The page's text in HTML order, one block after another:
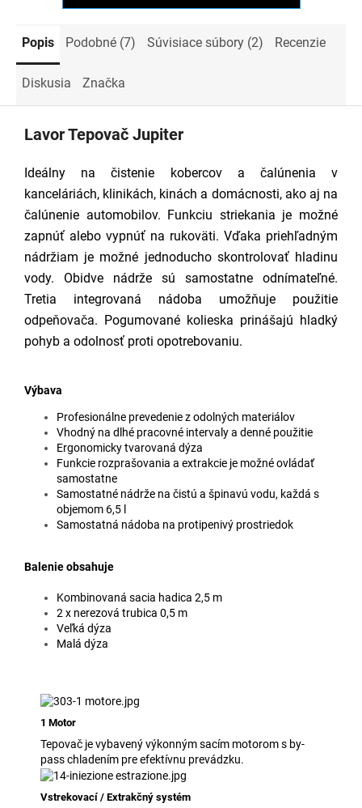
Popis Podobné (7) Súvisiace súbory (2) Recenzie
Diskusia Značka
Lavor Tepovač Jupiter
Ideálny na čistenie kobercov a čalúnenia v
kanceláriách, klinikách, kinách a domácnosti, ako aj na
čalúnenie automobilov. Funkciu striekania je možné
zapnúť alebo vypnúť na rukoväti. Vďaka priehľadným
nádržiam je možné jednoducho skontrolovať hladinu
vody. Obidve nádrže sú samostatne odnímateľné.
Tretia integrovaná nádoba umožňuje použitie
odpeňovača. Pogumované kolieska prinášajú hladký
pohyb a odolnosť proti opotrebovaniu.
Výbava
Profesionálne prevedenie z odolných materiálov
Vhodný na dlhé pracovné intervaly a denné použitie
Ergonomicky tvarovaná dýza
Funkcie rozprašovania a extrakcie je možné ovládať
samostatne
Samostatné nádrže na čistú a špinavú vodu, každá s
objemom 6,5 l
Samostatná nádoba na protipenivý prostriedok
Balenie obsahuje
Kombinovaná sacia hadica 2,5 m
2 x nerezová trubica 0,5 m
Veľká dýza
Malá dýza
1 Motor
Tepovač je vybavený výkonným sacím motorom s by-
pass chladením pre efektívnu prevádzku.
Vstrekovací / Extrakčný systém